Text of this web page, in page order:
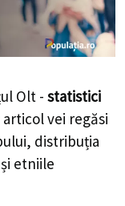
Olt - statistici
vei regăsi
distribuția
etniile